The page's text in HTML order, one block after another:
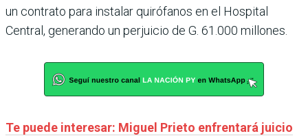
un contrato para instalar quirófanos en el Hospital
Central, generando un perjuicio de G. 61.000 millones.
Te puede interesar: Miguel Prieto enfrentará juicio